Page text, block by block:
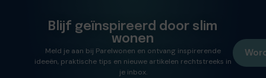
Blijf geïnspireerd door slim
wonen
Meld je aan bij Parelwonen en ontvang inspirerende
ideeën, praktische tips en nieuwe artikelen rechtstreeks in
je inbox.